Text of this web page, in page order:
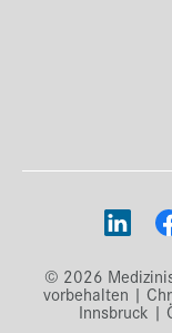
© 2026
vorbehalten |
Innsbruck |